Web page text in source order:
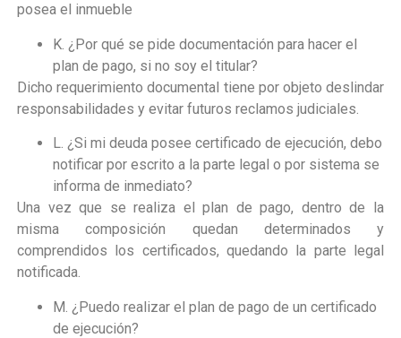
posea el inmueble
K. ¿Por qué se pide documentación para hacer el
plan de pago, si no soy el titular?
Dicho requerimiento documental tiene por objeto deslindar
responsabilidades y evitar futuros reclamos judiciales.
L. ¿Si mi deuda posee certificado de ejecución, debo
notificar por escrito a la parte legal o por sistema se
informa de inmediato?
Una vez que se realiza el plan de pago, dentro de la
misma composición quedan determinados y
comprendidos los certificados, quedando la parte legal
notificada.
M. ¿Puedo realizar el plan de pago de un certificado
de ejecución?